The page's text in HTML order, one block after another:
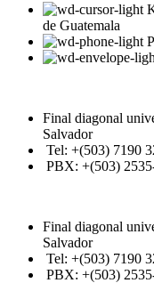
de Guatemala
Final diagonal
Salvador
Tel: +(503) 7190
PBX: +(503)
Final diagonal
Salvador
Tel: +(503) 7190
PBX: +(503)